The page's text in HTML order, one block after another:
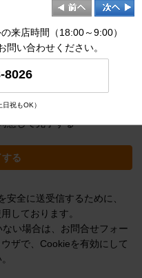
半角英数
追加の項目が表示され
来店時間（18:00～9:00）
問い合わせください。
8026
祝もOK）
意して完了する
る
全に送受信するために、
しております。
い場合は、お問合せフォー
ザで、Cookieを有効にして